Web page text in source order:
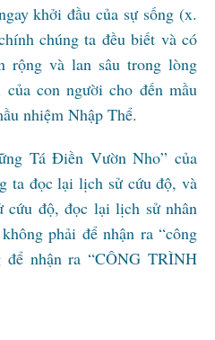
khởi đầu của sự sống (x.
chúng ta đều biết và có
rộng và lan sâu trong lòng
con người cho đến mầu
nhiệm Nhập Thể.
Tá Điền Vườn Nho” của
ta đọc lại lịch sử cứu độ, và
cứu độ, đọc lại lịch sử nhân
phải để nhận ra “công
nhận ra “CÔNG TRÌNH